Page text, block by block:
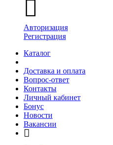
Авторизация
Регистрация
Каталог
Доставка и оплата
Вопрос-ответ
Контакты
Личный кабинет
Бонус
Новости
Вакансии